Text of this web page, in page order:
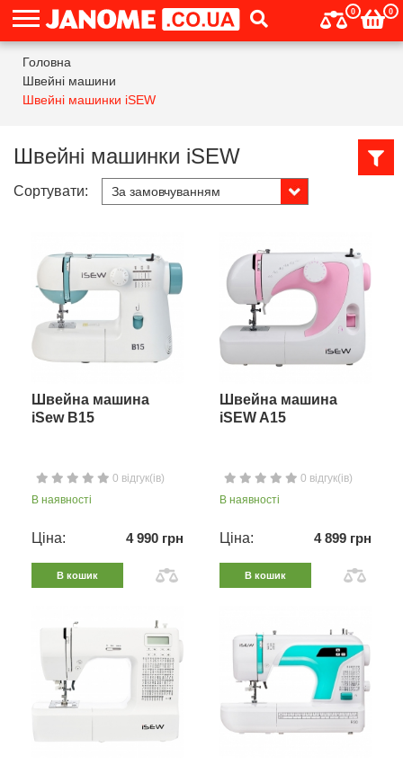
0 0
Головна
Швейні машини
Швейні машинки iSEW
Швейні машинки iSEW
Сортувати:
Швейна машина
iSew B15
0 відгук(ів)
В наявності
Ціна: 4 990 грн
В кошик
Швейна машина
iSEW A15
0 відгук(ів)
В наявності
Ціна: 4 899 грн
В кошик